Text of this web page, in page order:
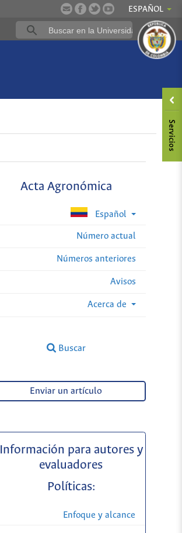
ESPAÑOL
Acta Agronómica
Español
Número actual
Números anteriores
Avisos
Acerca de
Buscar
Enviar un artículo
Información para autores y
evaluadores
Políticas:
Enfoque y alcance